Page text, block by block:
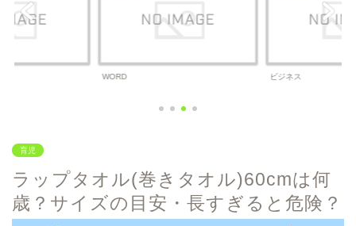
WORD ビジネス
育児
ラップタオル(巻きタオル)60cmは何
歳？サイズの目安・長すぎると危険？